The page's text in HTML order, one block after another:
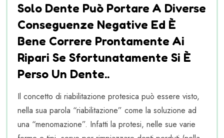
Solo Dente Può Portare A Diverse
Conseguenze Negative Ed È
Bene Correre Prontamente Ai
Ripari Se Sfortunatamente Si È
Perso Un Dente..
Il concetto di riabilitazione protesica può essere visto,
nella sua parola “riabilitazione” come la soluzione ad
una “menomazione”. Infatti la protesi, nelle sue varie